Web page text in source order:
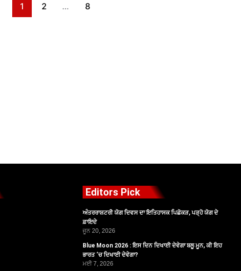
1 2 … 8
Editors Pick
ਅੰਤਰਰਾਸ਼ਟਰੀ ਯੋਗ ਦਿਵਸ ਦਾ ਇਤਿਹਾਸਕ ਪਿਛੋਕੜ, ਪੜ੍ਹੋ ਯੋਗ ਦੇ
ਫ਼ਾਇਦੇ
ਜੂਨ 20, 2026
Blue Moon 2026 : ਇਸ ਦਿਨ ਦਿਖਾਈ ਦੇਵੇਗਾ ਬਲੂ ਮੂਨ, ਕੀ ਇਹ
ਭਾਰਤ ‘ਚ ਦਿਖਾਈ ਦੇਵੇਗਾ?
ਮਈ 7, 2026